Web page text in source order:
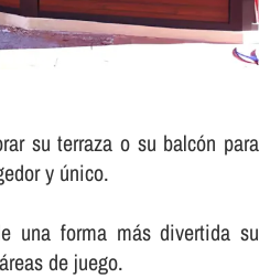
su terraza o su balcón para
y único.
una forma más divertida su
de juego.